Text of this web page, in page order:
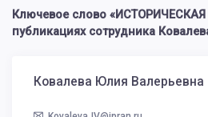
Ключевое слово
публикациях сотрудника
Ковалева Юлия Валерьевна